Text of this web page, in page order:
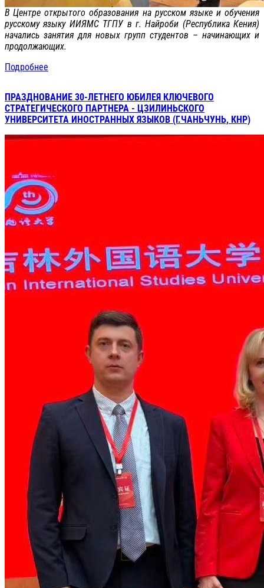
В Центре открытого образования на русском языке и обучения
русскому языку ИИЯМС ТГПУ в г. Найроби (Республика Кения)
начались занятия для новых групп студентов – начинающих и
продолжающих.
Подробнее
ПРАЗДНОВАНИЕ 30-ЛЕТНЕГО ЮБИЛЕЯ КЛЮЧЕВОГО
СТРАТЕГИЧЕСКОГО ПАРТНЕРА - ЦЗИЛИНЬСКОГО
УНИВЕРСИТЕТА ИНОСТРАННЫХ ЯЗЫКОВ (Г.ЧАНЬЧУНЬ, КНР)